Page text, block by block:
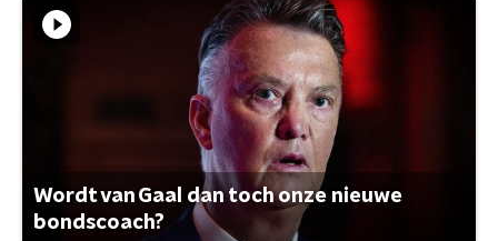
Wordt van Gaal dan toch onze nieuwe
bondscoach?